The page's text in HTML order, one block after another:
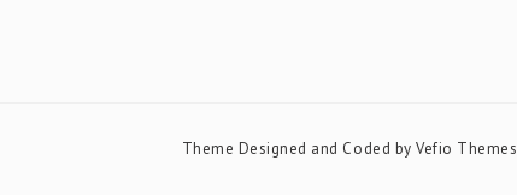
Theme Designed and Coded byVefio Themes